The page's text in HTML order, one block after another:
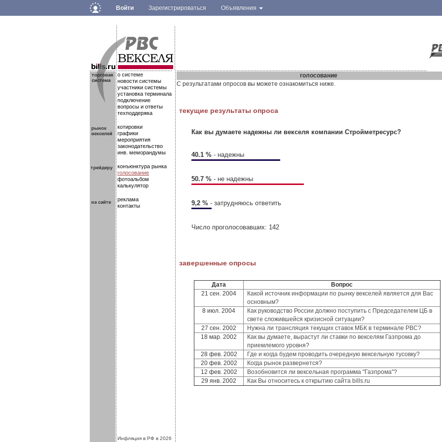
Войти Зарегистрироваться Объявления
.
.о системе
новости системы
участники системы
установка терминала
подключение
вопросы и ответы
техподдержка
котировки
графики
мероприятия
законодательство
инв. меморандумы
конъюнктура рынка
голосование
фотоальбом
калькулятор
реклама
контакты
.
голосование
С результатами опросов вы можете ознакомиться ниже.
текущие результаты опроса
Как вы думаете надежны ли векселя компании Стройметресурс?
40.1 % - надежны
50.7 % - не надежны
9,2 % - затрудняюсь ответить
Число проголосовавших: 142
завершенные опросы
Дата
Вопрос
21 сен. 2004
Какой источник информации по рынку векселей является для Вас
основным?
8 июл. 2004
Как руководство России должно поступить с Председателем ЦБ в
свете сложившейся кризисной ситуации?
27 сен. 2002
Нужна ли трансляция текущих ставок МБК в терминале РВС?
18 мар. 2002
Как вы думаете, вырастут ли ставки по векселям Газпрома до
приемлемого уровня?
28 фев. 2002
Где и когда будем проводить очередную вексельную тусовку?
20 фев. 2002
Когда рынок развернется?
12 фев. 2002
Возобновится ли вексельная программа "Газпрома"?
29 янв. 2002
Как Вы относитесь к открытию сайта bills.ru
.Инфляция в РФ в 2026 .